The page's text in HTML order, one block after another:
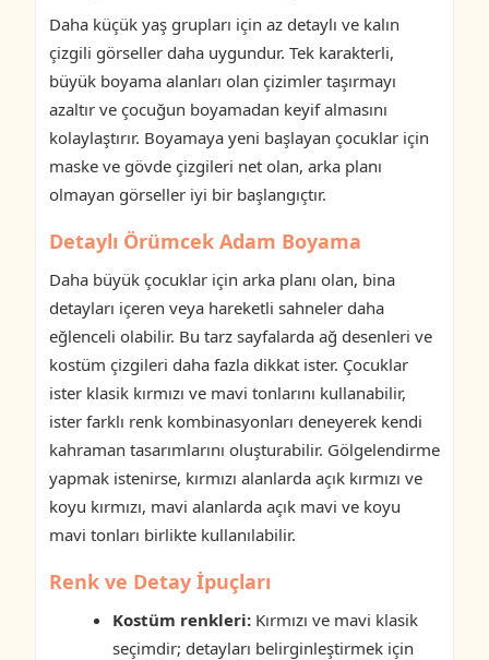
Daha küçük yaş grupları için az detaylı ve kalın
çizgili görseller daha uygundur. Tek karakterli,
büyük boyama alanları olan çizimler taşırmayı
azaltır ve çocuğun boyamadan keyif almasını
kolaylaştırır. Boyamaya yeni başlayan çocuklar için
maske ve gövde çizgileri net olan, arka planı
olmayan görseller iyi bir başlangıçtır.
Detaylı Örümcek Adam Boyama
Daha büyük çocuklar için arka planı olan, bina
detayları içeren veya hareketli sahneler daha
eğlenceli olabilir. Bu tarz sayfalarda ağ desenleri ve
kostüm çizgileri daha fazla dikkat ister. Çocuklar
ister klasik kırmızı ve mavi tonlarını kullanabilir,
ister farklı renk kombinasyonları deneyerek kendi
kahraman tasarımlarını oluşturabilir. Gölgelendirme
yapmak istenirse, kırmızı alanlarda açık kırmızı ve
koyu kırmızı, mavi alanlarda açık mavi ve koyu
mavi tonları birlikte kullanılabilir.
Renk ve Detay İpuçları
Kostüm renkleri: Kırmızı ve mavi klasik
seçimdir; detayları belirginleştirmek için